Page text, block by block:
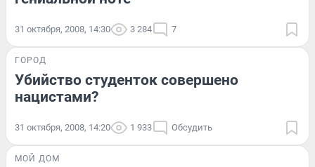
31 октября, 2008, 14:30 3 284 7
ГОРОД
Убийство студенток совершено
нацистами?
31 октября, 2008, 14:20 1 933 Обсудить
МОЙ ДОМ